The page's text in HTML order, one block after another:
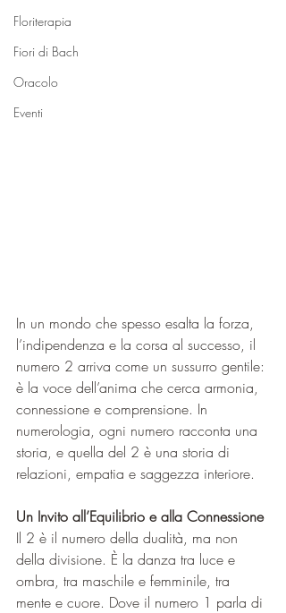
Floriterapia
Fiori di Bach
Oracolo
Eventi
In un mondo che spesso esalta la forza,
l’indipendenza e la corsa al successo, il
numero 2 arriva come un sussurro gentile:
è la voce dell’anima che cerca armonia,
connessione e comprensione. In
numerologia, ogni numero racconta una
storia, e quella del 2 è una storia di
relazioni, empatia e saggezza interiore.
Un Invito all’Equilibrio e alla Connessione
Il 2 è il numero della dualità, ma non
della divisione. È la danza tra luce e
ombra, tra maschile e femminile, tra
mente e cuore. Dove il numero 1 parla di